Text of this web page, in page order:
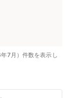
7月）件数を表示し